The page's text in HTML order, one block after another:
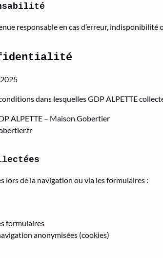
responsable en cas d’erreur,
dans lesquelles GDP ALPETTE
ALPETTE – Maison Gobertier
lors de la navigation ou via les formulaires :
formulaires
anonymisées (cookies)